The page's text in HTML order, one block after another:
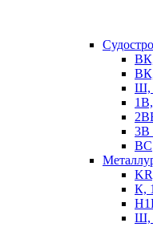
Ш,
3В
ВС
К,
Ш,